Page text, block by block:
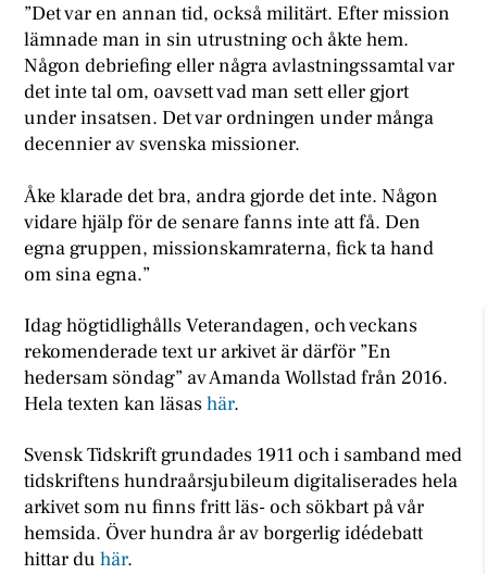
”Det var en annan tid, också militärt. Efter mission
lämnade man in sin utrustning och åkte hem.
Någon debriefing eller några avlastningssamtal var
det inte tal om, oavsett vad man sett eller gjort
under insatsen. Det var ordningen under många
decennier av svenska missioner.
Åke klarade det bra, andra gjorde det inte. Någon
vidare hjälp för de senare fanns inte att få. Den
egna gruppen, missionskamraterna, fick ta hand
om sina egna.”
Idag högtidlighålls Veterandagen, och veckans
rekomenderade text ur arkivet är därför ”En
hedersam söndag” av Amanda Wollstad från 2016.
Hela texten kan läsashär.
Svensk Tidskrift grundades 1911 och i samband med
tidskriftens hundraårsjubileum digitaliserades hela
arkivet som nu finns fritt läs- och sökbart på vår
hemsida. Över hundra år av borgerlig idédebatt
hittar duhär.